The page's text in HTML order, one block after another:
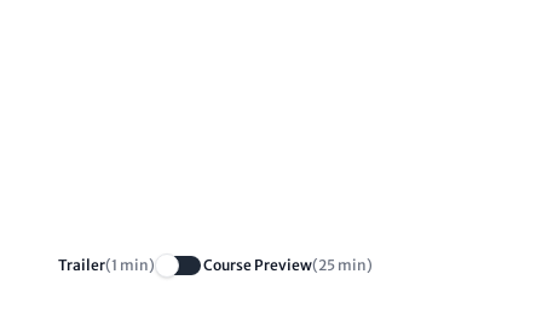
Trailer(1 min) Course Preview(25 min)